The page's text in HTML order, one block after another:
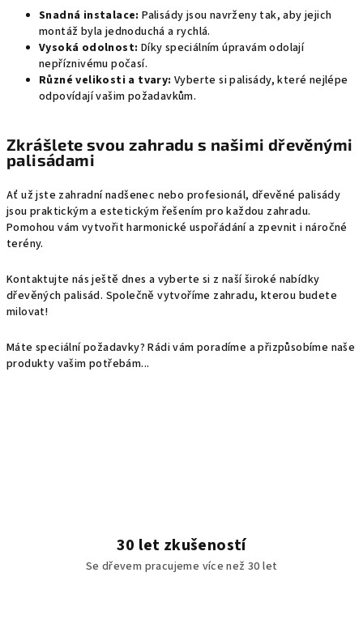
v
ý
p
s
u
Snadná instalace: Palisády jsou navrženy tak, aby jejich
montáž byla jednoduchá a rychlá.
Vysoká odolnost: Díky speciálním úpravám odolají
nepříznivému počasí.
Různé velikosti a tvary: Vyberte si palisády, které nejlépe
odpovídají vašim požadavkům.
Zkrášlete svou zahradu s našimi dřevěnými
palisádami
Ať už jste zahradní nadšenec nebo profesionál, dřevěné palisády
jsou praktickým a estetickým řešením pro každou zahradu.
Pomohou vám vytvořit harmonické uspořádání a zpevnit i náročné
terény.
Kontaktujte nás ještě dnes a vyberte si z naší široké nabídky
dřevěných palisád. Společně vytvoříme zahradu, kterou budete
milovat!
Máte speciální požadavky? Rádi vám poradíme a přizpůsobíme naše
produkty vašim potřebám...
30 let zkušeností
Se dřevem pracujeme více než 30 let